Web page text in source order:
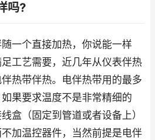
吗?
一个直接加热，你说能一样
工艺需要，近几年从仪表伴热
热带伴热。电伴热带用的最多
果要求温度不是非常精细的
盒（固定到管道或者设备上）
加温控器件，当然前提是电伴